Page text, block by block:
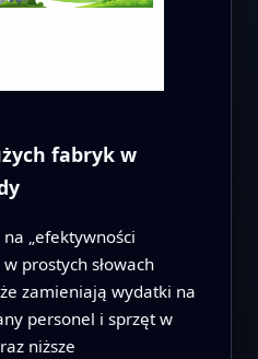
fabryk w
„efektywności
prostych słowach
zamieniają wydatki na
personel i sprzęt w
niższe